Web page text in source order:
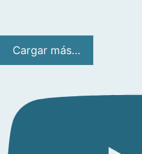
Cargar más...